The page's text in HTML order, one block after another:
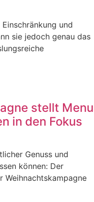
und
sie jedoch genau das
stellt Menu
in den Fokus
Genuss und
können: Der
Weihnachtskampagne